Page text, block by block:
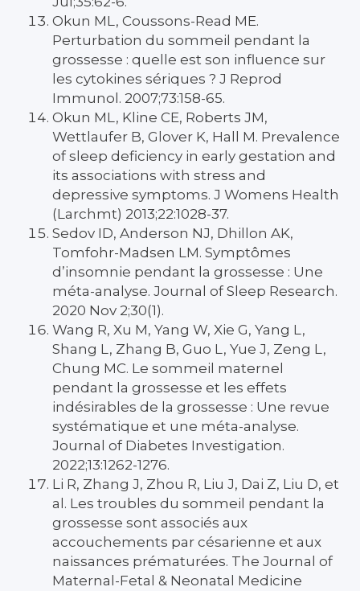
Okun ML, Coussons-Read ME.
Perturbation du sommeil pendant la
grossesse : quelle est son influence sur
les cytokines sériques ? J Reprod
Immunol. 2007;73:158-65.
Okun ML, Kline CE, Roberts JM,
Wettlaufer B, Glover K, Hall M. Prevalence
of sleep deficiency in early gestation and
its associations with stress and
depressive symptoms. J Womens Health
(Larchmt) 2013;22:1028-37.
Sedov ID, Anderson NJ, Dhillon AK,
Tomfohr-Madsen LM. Symptômes
d’insomnie pendant la grossesse : Une
méta-analyse. Journal of Sleep Research.
2020 Nov 2;30(1).
Wang R, Xu M, Yang W, Xie G, Yang L,
Shang L, Zhang B, Guo L, Yue J, Zeng L,
Chung MC. Le sommeil maternel
pendant la grossesse et les effets
indésirables de la grossesse : Une revue
systématique et une méta-analyse.
Journal of Diabetes Investigation.
2022;13:1262-1276.
Li R, Zhang J, Zhou R, Liu J, Dai Z, Liu D, et
al. Les troubles du sommeil pendant la
grossesse sont associés aux
accouchements par césarienne et aux
naissances prématurées. The Journal of
Maternal-Fetal & Neonatal Medicine